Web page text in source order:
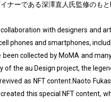
ナーである深澤直人氏監修のも
collaboration with designers and
phones and smartphones,
been collected by MoMA and
of the au Design project, the
as NFT content.Naoto
this special NFT content,